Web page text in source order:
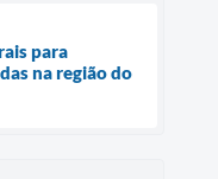
para
na região do